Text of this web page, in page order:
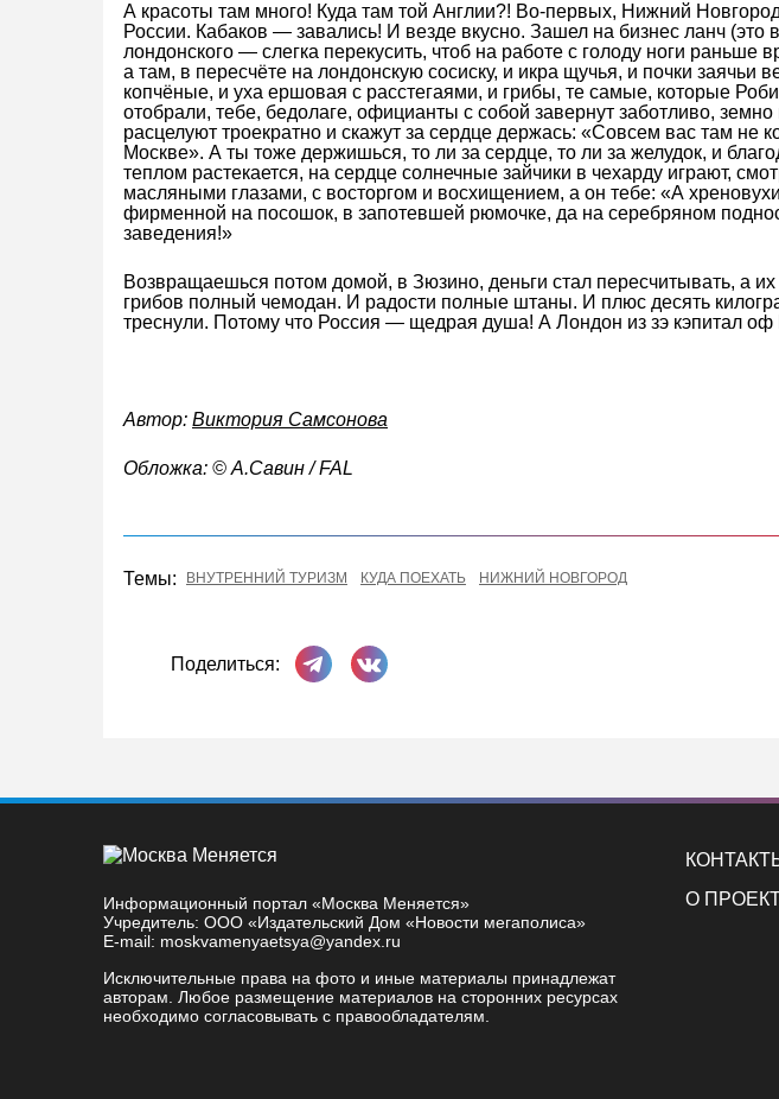
А красоты там много! Куда там той Англии?! Во-первых, Нижний
России. Кабаков — завались! И везде вкусно. Зашел на бизнес ланч (это
лондонского — слегка перекусить, чтоб на работе с голоду ноги раньше
а там, в пересчёте на лондонскую сосиску, и икра щучья, и почки заячьи
копчёные, и уха ершовая с расстегаями, и грибы, те самые, которые
отобрали, тебе, бедолаге, официанты с собой завернут заботливо, земно
расцелуют троекратно и скажут за сердце держась: «Совсем вас там не
Москве». А ты тоже держишься, то ли за сердце, то ли за желудок, и
теплом растекается, на сердце солнечные зайчики в чехарду играют,
масляными глазами, с восторгом и восхищением, а он тебе: «А
фирменной на посошок, в запотевшей рюмочке, да на серебряном
заведения!»
Возвращаешься потом домой, в Зюзино, деньги стал пересчитывать, а
грибов полный чемодан. И радости полные штаны. И плюс десять
треснули. Потому что Россия — щедрая душа! А Лондон из зэ кэпитал оф
Автор: Виктория Самсонова
Обложка: © А.Савин / FAL
Темы: ВНУТРЕННИЙ ТУРИЗМ КУДА ПОЕХАТЬ НИЖНИЙ НОВГОРОД
Поделиться:
Поделиться в Телеграме
Поделиться ВКонтакте
Информационный портал «Москва Меняется»
Учредитель: ООО «Издательский Дом «Новости мегаполиса»
E-mail: moskvamenyaetsya@yandex.ru
Исключительные права на фото и иные материалы принадлежат
авторам. Любое размещение материалов на сторонних ресурсах
необходимо согласовывать с правообладателям.
О